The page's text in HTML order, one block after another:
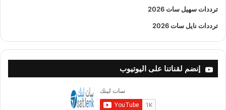
ترددات سهيل سات 2026
ترددات نايل سات 2026
إنضم لقناتنا على اليوتيوب